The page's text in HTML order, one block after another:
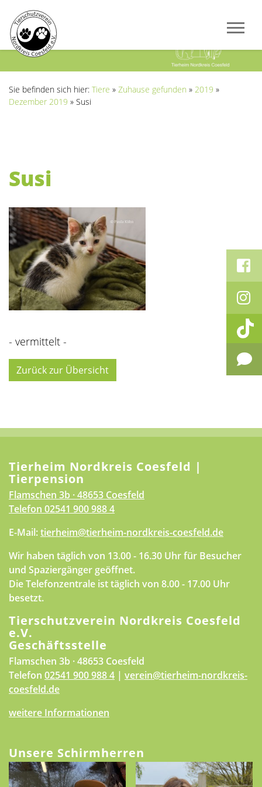
Sie befinden sich hier: Tiere » Zuhause gefunden » 2019 »
Dezember 2019 » Susi
Susi
- vermittelt -
Zurück zur Übersicht
Tierheim Nordkreis Coesfeld |
Tierpension
Flamschen 3b · 48653 Coesfeld
Telefon 02541 900 988 4
E-Mail:tierheim@tierheim-nordkreis-coesfeld.de
Wir haben täglich von 13.00 - 16.30 Uhr für Besucher
und Spaziergänger geöffnet.
Die Telefonzentrale ist täglich von 8.00 - 17.00 Uhr
besetzt.
Tierschutzverein Nordkreis Coesfeld
e.V.
Geschäftsstelle
Flamschen 3b · 48653 Coesfeld
Telefon 02541 900 988 4 | verein@tierheim-nordkreis-
coesfeld.de
weitere Informationen
Unsere Schirmherren